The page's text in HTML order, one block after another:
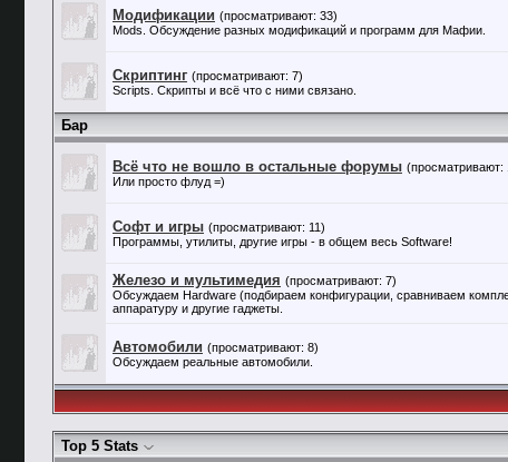
Модификации (просматривают: 33)
Mods. Обсуждение разных модификаций и программ для Мафии.
Скриптинг (просматривают: 7)
Scripts. Скрипты и всё что с ними связано.
Бар
Всё что не вошло в остальные форумы (просматривают:
Или просто флуд =)
Софт и игры (просматривают: 11)
Программы, утилиты, другие игры - в общем весь Software!
Железо и мультимедия (просматривают: 7)
Обсуждаем Hardware (подбираем конфигурации, сравниваем
аппаратуру и другие гаджеты.
Автомобили (просматривают: 8)
Обсуждаем реальные автомобили.
Top 5 Stats